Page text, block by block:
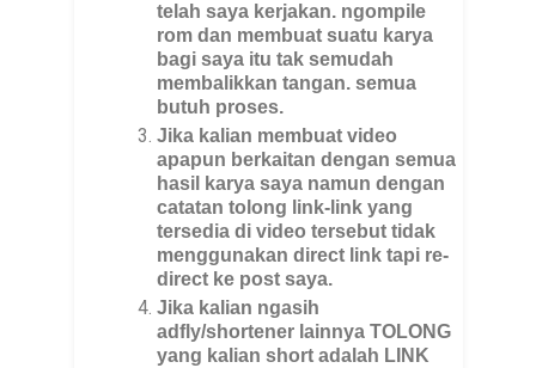
telah saya kerjakan. ngompile
rom dan membuat suatu karya
bagi saya itu tak semudah
membalikkan tangan. semua
butuh proses.
Jika kalian membuat video
apapun berkaitan dengan semua
hasil karya saya namun dengan
catatan tolong link-link yang
tersedia di video tersebut tidak
menggunakan direct link tapi re-
direct ke post saya.
Jika kalian ngasih
adfly/shortener lainnya TOLONG
yang kalian short adalah LINK